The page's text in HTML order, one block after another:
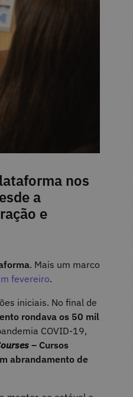
nos
a
e
. Mais um marco
fevereiro.
iniciais. No final de
rondava os 50 mil
COVID-19,
– Cursos
abrandamento de